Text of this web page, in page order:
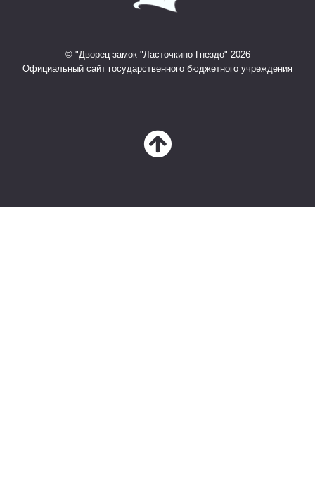
© "Дворец-замок "Ласточкино Гнездо" 2026
Официальный сайт государственного бюджетного учреждения